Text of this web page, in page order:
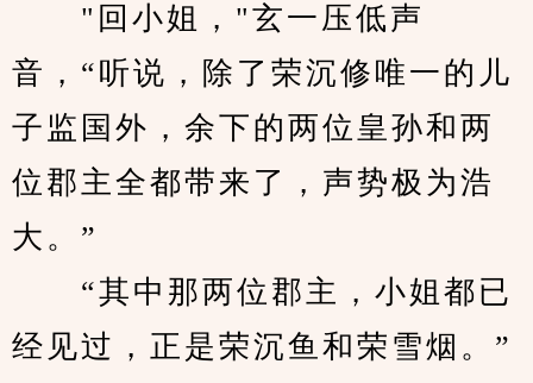
"回小姐，"玄一压低声
音，“听说，除了荣沉修唯一的儿
子监国外，余下的两位皇孙和两
位郡主全都带来了，声势极为浩
大。”
“其中那两位郡主，小姐都已
经见过，正是荣沉鱼和荣雪烟。”